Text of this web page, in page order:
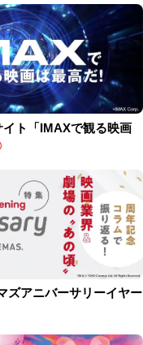
ト「IMAXで観る映画
ズアニバーサリーイヤー